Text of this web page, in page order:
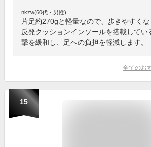
nkzw(60代・男性)
片足約270gと軽量なので、歩きやすく
反発クッションインソールを搭載してい
撃を緩和し、足への負担を軽減します。
全てのお
15